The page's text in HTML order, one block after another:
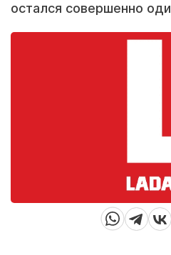
остался совершенно